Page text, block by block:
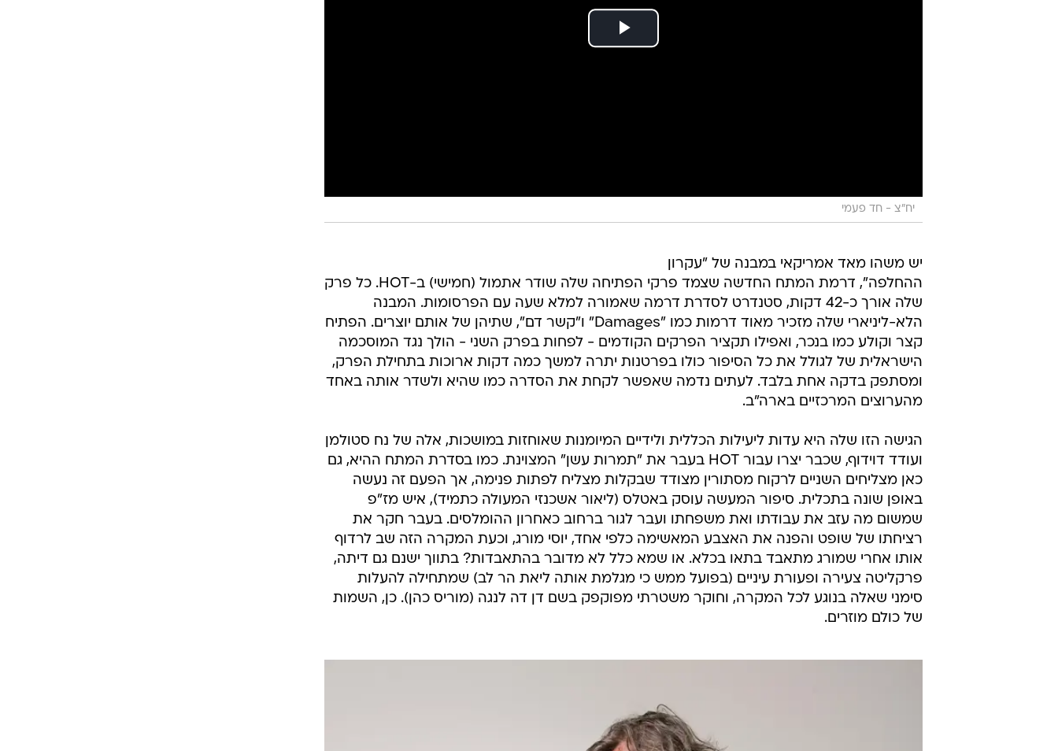
יח"צ - חד פעמי
יש משהו מאד אמריקאי במבנה של "עקרון
ההחלפה", דרמת המתח החדשה שצמד פרקי הפתיחה שלה שודר אתמול (חמישי) ב-HOT. כל פרק
שלה אורך כ-42 דקות, סטנדרט לסדרת דרמה שאמורה למלא שעה עם הפרסומות. המבנה
הלא-ליניארי שלה מזכיר מאוד דרמות כמו "Damages" ו"קשר דם", שתיהן של אותם יוצרים. הפתיח
קצר וקולע כמו בנכר, ואפילו תקציר הפרקים הקודמים - לפחות בפרק השני - הולך נגד המוסכמה
הישראלית של לגולל את כל הסיפור כולו בפרטנות יתרה למשך כמה דקות ארוכות בתחילת הפרק,
ומסתפק בדקה אחת בלבד. לעתים נדמה שאפשר לקחת את הסדרה כמו שהיא ולשדר אותה באחד
מהערוצים המרכזיים בארה"ב.
הגישה הזו שלה היא עדות ליעילות הכללית ולידיים המיומנות שאוחזות במושכות, אלה של נח סטולמן
ועודד דוידוף, שכבר יצרו עבור HOT בעבר את "תמרות עשן" המצוינת. כמו בסדרת המתח ההיא, גם
כאן מצליחים השניים לרקוח מסתורין מצודד שבקלות מצליח לפתות פנימה, אך הפעם זה נעשה
באופן שונה בתכלית. סיפור המעשה עוסק באטלס (ליאור אשכנזי המעולה כתמיד), איש מז"פ
שמשום מה עזב את עבודתו ואת משפחתו ועבר לגור ברחוב כאחרון ההומלסים. בעבר חקר את
רציחתו של שופט והפנה את האצבע המאשימה כלפי אחד, יוסי מורג, וכעת המקרה הזה שב לרדוף
אותו אחרי שמורג מתאבד בתאו בכלא. או שמא כלל לא מדובר בהתאבדות? בתווך ישנם גם דיתה,
פרקליטה צעירה ופעורת עיניים (בפועל ממש כי מגלמת אותה ליאת הר לב) שמתחילה להעלות
סימני שאלה בנוגע לכל המקרה, וחוקר משטרתי מפוקפק בשם דן דה לנגה (מוריס כהן). כן, השמות
של כולם מוזרים.